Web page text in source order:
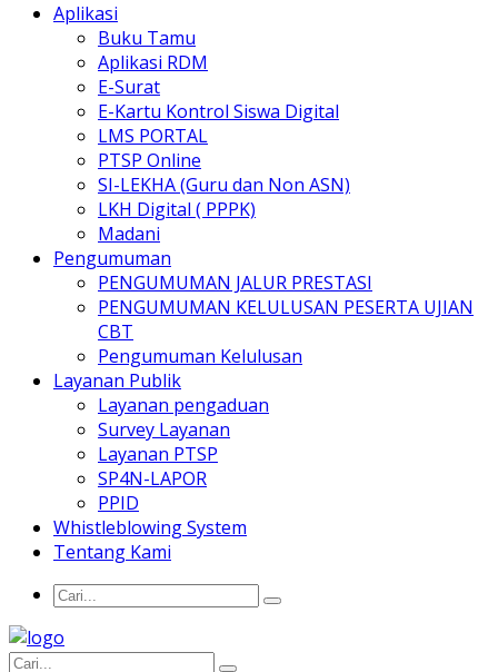
Aplikasi
Buku Tamu
Aplikasi RDM
E-Surat
E-Kartu Kontrol Siswa Digital
LMS PORTAL
PTSP Online
SI-LEKHA (Guru dan Non ASN)
LKH Digital ( PPPK)
Madani
Pengumuman
PENGUMUMAN JALUR PRESTASI
PENGUMUMAN KELULUSAN PESERTA UJIAN
CBT
Pengumuman Kelulusan
Layanan Publik
Layanan pengaduan
Survey Layanan
Layanan PTSP
SP4N-LAPOR
PPID
Whistleblowing System
Tentang Kami